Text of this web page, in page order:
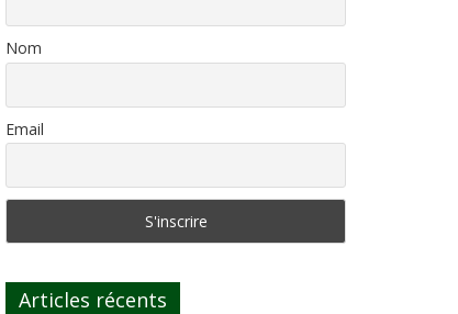
Nom
Email
Articles récents